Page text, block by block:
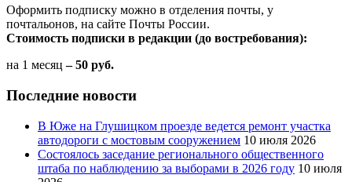
Оформить подписку можно в отделения почты, у
почтальонов, на сайте Почты России.
Стоимость подписки в редакции (до востребования):
на 1 месяц – 50 руб.
Последние новости
В Юже на Глушицком проезде ведется ремонт участка
автодороги с мостовым сооружением 10 июля 2026
Состоялось заседание регионального общественного
штаба по наблюдению за выборами в 2026 году 10 июля